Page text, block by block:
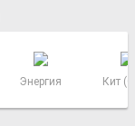
Энергия Кит